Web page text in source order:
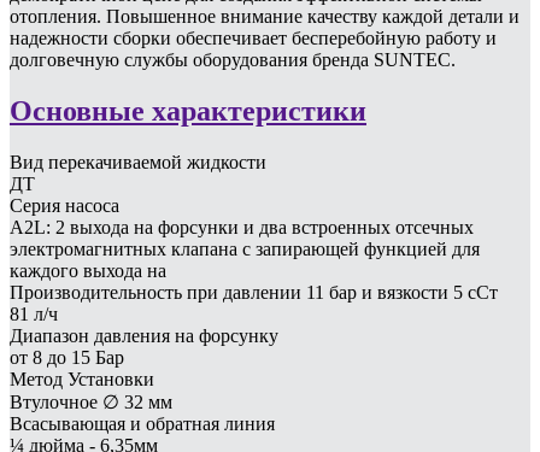
отопления. Повышенное внимание качеству каждой детали и
надежности сборки обеспечивает бесперебойную работу и
долговечную службы оборудования бренда SUNTEC.
Основные характеристики
Вид перекачиваемой жидкости
ДТ
Серия насоса
A2L: 2 выхода на форсунки и два встроенных отсечных
электромагнитных клапана с запирающей функцией для
каждого выхода на
Производительность при давлении 11 бар и вязкости 5 сСт
81 л/ч
Диапазон давления на форсунку
от 8 до 15 Бар
Метод Установки
Втулочное ∅ 32 мм
Всасывающая и обратная линия
¼ дюйма - 6,35мм